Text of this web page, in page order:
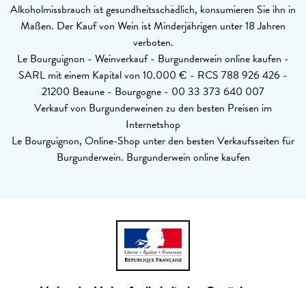
Alkoholmissbrauch ist gesundheitsschädlich, konsumieren Sie ihn in
Maßen. Der Kauf von Wein ist Minderjährigen unter 18 Jahren
verboten.
Le Bourguignon - Weinverkauf - Burgunderwein online kaufen -
SARL mit einem Kapital von 10.000 € - RCS 788 926 426 -
21200 Beaune - Bourgogne - 00 33 373 640 007
Verkauf von Burgunderweinen zu den besten Preisen im
Internetshop
Le Bourguignon, Online-Shop unter den besten Verkaufsseiten für
Burgunderwein. Burgunderwein online kaufen